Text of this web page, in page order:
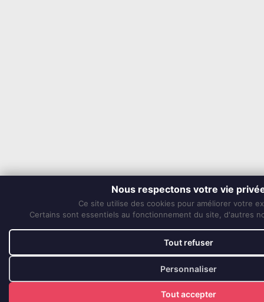
Nous respectons votre vie
Ce site utilise des cookies pour améliorer votre
Certains sont essentiels au fonctionnement du site, d'autres
Tout refuser
Personnaliser
Tout accepter